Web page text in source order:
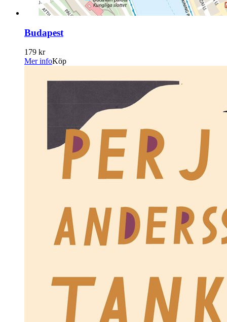
Budapest
179 kr
Mer infoKöp